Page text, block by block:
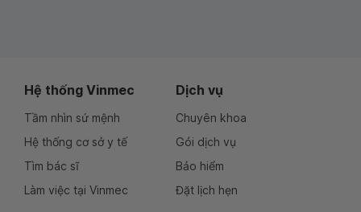
Hệ thống Vinmec
Tầm nhìn sứ mệnh
Hệ thống cơ sở y tế
Tìm bác sĩ
Làm việc tại Vinmec
Dịch vụ
Chuyên khoa
Gói dịch vụ
Bảo hiểm
Đặt lịch hẹn